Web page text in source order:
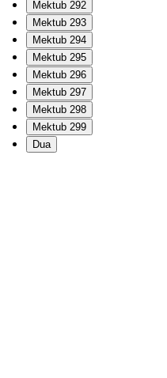
Mektub 292
Mektub 293
Mektub 294
Mektub 295
Mektub 296
Mektub 297
Mektub 298
Mektub 299
Dua